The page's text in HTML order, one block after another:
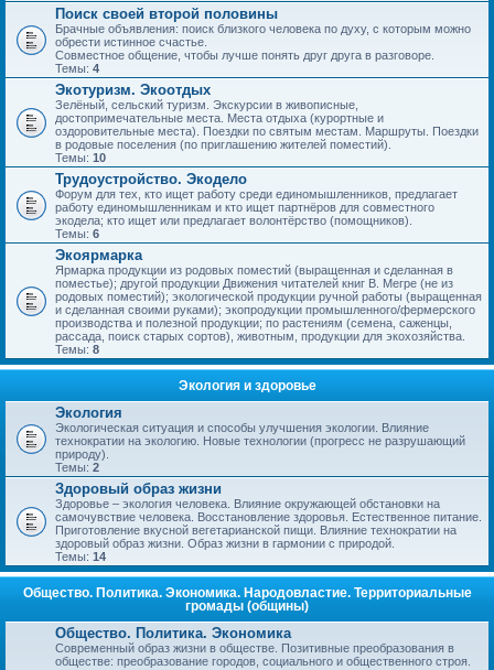
Поиск своей второй половины
Брачные объявления: поиск близкого человека по духу, с которым можно
обрести истинное счастье.
Совместное общение, чтобы лучше понять друг друга в разговоре.
Темы: 4
Экотуризм. Экоотдых
Зелёный, сельский туризм. Экскурсии в живописные,
достопримечательные места. Места отдыха (курортные и
оздоровительные места). Поездки по святым местам. Маршруты. Поездки
в родовые поселения (по приглашению жителей поместий).
Темы: 10
Трудоустройство. Экодело
Форум для тех, кто ищет работу среди единомышленников, предлагает
работу единомышленникам и кто ищет партнёров для совместного
экодела; кто ищет или предлагает волонтёрство (помощников).
Темы: 6
Экоярмарка
Ярмарка продукции из родовых поместий (выращенная и сделанная в
поместье); другой продукции Движения читателей книг В. Мегре (не из
родовых поместий); экологической продукции ручной работы (выращенная
и сделанная своими руками); экопродукции промышленного/фермерского
производства и полезной продукции; по растениям (семена, саженцы,
рассада, поиск старых сортов), животным, продукции для экохозяйства.
Темы: 8
Экология и здоровье
Экология
Экологическая ситуация и способы улучшения экологии. Влияние
технократии на экологию. Новые технологии (прогресс не разрушающий
природу).
Темы: 2
Здоровый образ жизни
Здоровье – экология человека. Влияние окружающей обстановки на
самочувствие человека. Восстановление здоровья. Естественное питание.
Приготовление вкусной вегетарианской пищи. Влияние технократии на
здоровый образ жизни. Образ жизни в гармонии с природой.
Темы: 14
Общество. Политика. Экономика. Народовластие. Территориальные
громады (общины)
Общество. Политика. Экономика
Современный образ жизни в обществе. Позитивные преобразования в
обществе: преобразование городов, социального и общественного строя.